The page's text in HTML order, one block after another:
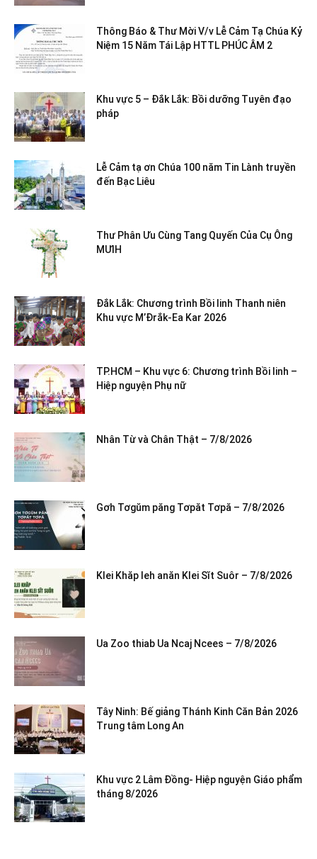
Thông Báo & Thư Mời V/v Lễ Cảm Tạ Chúa Kỷ
Niệm 15 Năm Tái Lập HTTL PHÚC ÂM 2
Khu vực 5 – Đắk Lắk: Bồi dưỡng Tuyên đạo
pháp
Lễ Cảm tạ ơn Chúa 100 năm Tin Lành truyền
đến Bạc Liêu
Thư Phân Ưu Cùng Tang Quyến Của Cụ Ông
MƯIH
Đắk Lắk: Chương trình Bồi linh Thanh niên
Khu vực M’Đrắk-Ea Kar 2026
TP.HCM – Khu vực 6: Chương trình Bồi linh –
Hiệp nguyện Phụ nữ
Nhân Từ và Chân Thật – 7/8/2026
Gơh Tơgŭm păng Tơpăt Tơpă – 7/8/2026
Klei Khăp leh anăn Klei Sĭt Suôr – 7/8/2026
Ua Zoo thiab Ua Ncaj Ncees – 7/8/2026
Tây Ninh: Bế giảng Thánh Kinh Căn Bản 2026
Trung tâm Long An
Khu vực 2 Lâm Đồng- Hiệp nguyện Giáo phẩm
tháng 8/2026